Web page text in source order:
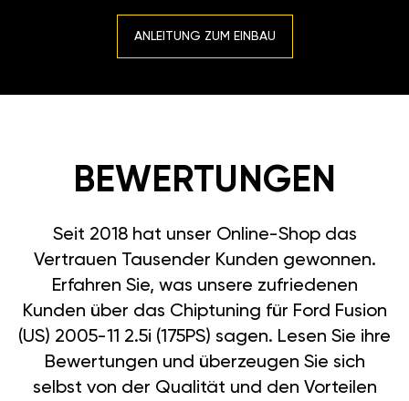
ANLEITUNG ZUM EINBAU
BEWERTUNGEN
Seit 2018 hat unser Online-Shop das
Vertrauen Tausender Kunden gewonnen.
Erfahren Sie, was unsere zufriedenen
Kunden über das Chiptuning für Ford Fusion
(US) 2005-11 2.5i (175PS) sagen. Lesen Sie ihre
Bewertungen und überzeugen Sie sich
selbst von der Qualität und den Vorteilen